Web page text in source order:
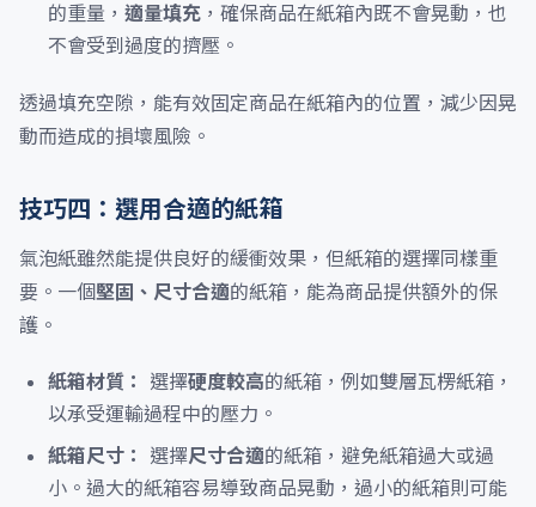
的重量， 適量填充 ，確保商品在紙箱內既不會晃動，也
不會受到過度的擠壓。
透過填充空隙，能有效固定商品在紙箱內的位置，減少因晃
動而造成的損壞風險。
技巧四：選用合適的紙箱
氣泡紙雖然能提供良好的緩衝效果，但紙箱的選擇同樣重
要。一個堅固、尺寸合適的紙箱，能為商品提供額外的保
護。
紙箱材質： 選擇硬度較高的紙箱，例如雙層瓦楞紙箱，
以承受運輸過程中的壓力。
紙箱尺寸：
選擇尺寸合適的紙箱，避免紙箱過大或過
小。過大的紙箱容易導致商品晃動，過小的紙箱則可能